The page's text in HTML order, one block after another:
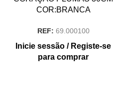
COR:BRANCA
REF: 69.000100
Inicie sessão / Registe-se
para comprar